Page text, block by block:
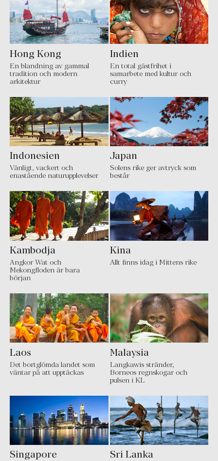
Hong Kong
En blandning av gammal
tradition och modern
arkitektur
Indien
En total gästfrihet i
samarbete med kultur och
curry
Indonesien
Vänligt, vackert och
enastående naturupplevelser
Japan
Solens rike ger avtryck som
består
Kambodja
Angkor Wat och
Mekongfloden är bara
början
Kina
Allt finns idag i Mittens rike
Laos
Det bortglömda landet som
väntar på att upptäckas
Malaysia
Langkawis stränder,
Borneos regnskogar och
pulsen i KL
Singapore Sri Lanka